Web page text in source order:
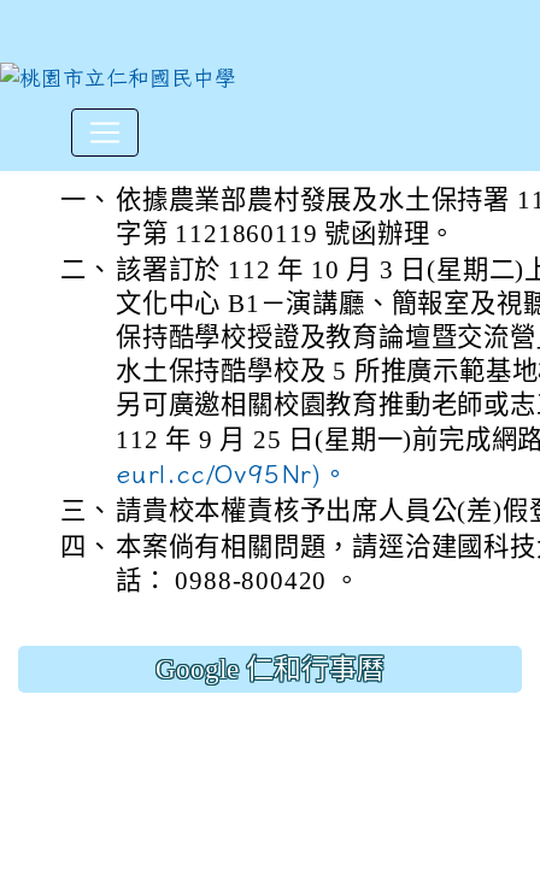
農業部農村發展及水土保持
一、 依據農業部農村發展及水土保持署
字第 1121860119 號函辦理。
二、 該署訂於 112 年 10 月 3 日(星期二)
文化中心 B1－演講廳、簡報室及視
保持酷學校授證及教育論壇暨交流
水土保持酷學校及 5 所推廣示範基
另可廣邀相關校園教育推動老師或
112 年 9 月 25 日(星期一)前完成網
eurl.cc/Ov95Nr)。
三、 請貴校本權責核予出席人員公(差)假
四、 本案倘有相關問題，請逕洽建國科
話： 0988-800420 。
Google 仁和行事曆